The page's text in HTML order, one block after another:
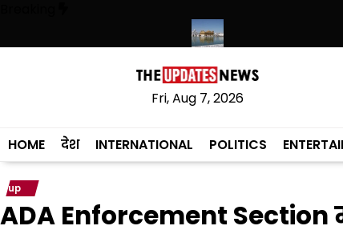
content
श्री गुरु हरिकृष्ण साहिब जी के प्रकाश
Fri, Aug 7, 2026
HOME देश INTERNATIONAL POLITICS
up
ADA Enforcement